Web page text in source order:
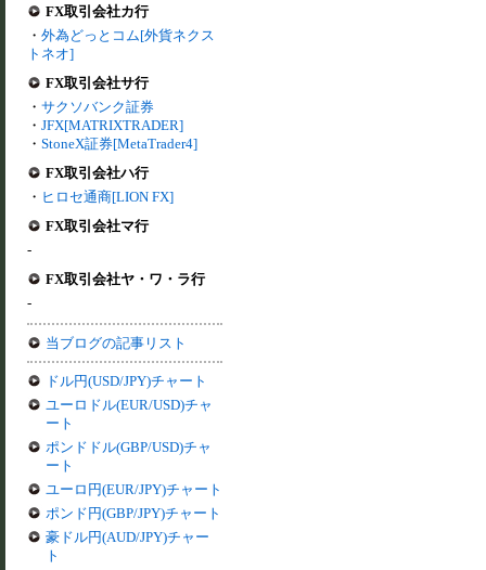
FX取引会社カ行
・ 外為どっとコム[外貨ネクス
トネオ]
FX取引会社サ行
・ サクソバンク証券
・ JFX[MATRIXTRADER]
・ StoneX証券[MetaTrader4]
FX取引会社ハ行
・ ヒロセ通商[LION FX]
FX取引会社マ行
-
FX取引会社ヤ・ワ・ラ行
-
当ブログの記事リスト
ドル円(USD/JPY)チャート
ユーロドル(EUR/USD)チャ
ート
ポンドドル(GBP/USD)チャ
ート
ユーロ円(EUR/JPY)チャート
ポンド円(GBP/JPY)チャート
豪ドル円(AUD/JPY)チャー
ト